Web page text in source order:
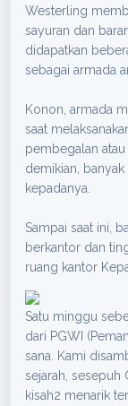
Westerling
sayuran dan
didapatkan
sebagai armada
Konon, armada
saat
pembegalan
demikian,
kepadanya.
Sampai saat ini,
berkantor dan
ruang kantor
Satu minggu
dari PGWI
sana. Kami
sejarah, sesepuh
kisah2 menarik